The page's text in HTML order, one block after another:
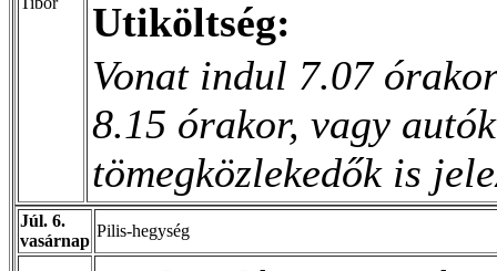
Utiköltség:
Vonat indul 7.07
8.15 órakor, vagy
tömegközlekedők is
Júl. 6.
vasárnap
Pilis-hegység